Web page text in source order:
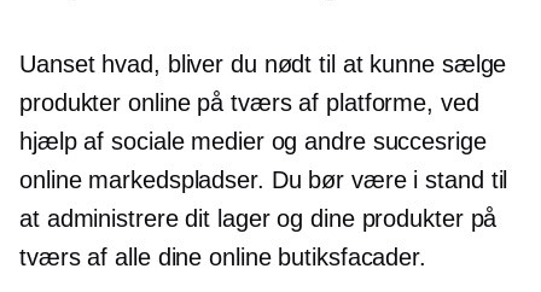
Uanset hvad, bliver du nødt til at kunne sælge
produkter online på tværs af platforme, ved
hjælp af sociale medier og andre succesrige
online markedspladser. Du bør være i stand til
at administrere dit lager og dine produkter på
tværs af alle dine online butiksfacader.